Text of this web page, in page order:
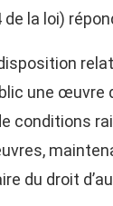
la loi)
une œuvre
conditions
du droit